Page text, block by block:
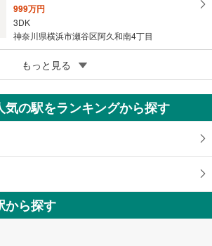
999万円
3DK
神奈川県横浜市瀬谷区阿久和南4丁目
下瀬谷団地9
750万円
3LDK
神奈川県横浜市瀬谷区下瀬谷3丁目
もっと見る
気の駅をランキングから探す
から探す